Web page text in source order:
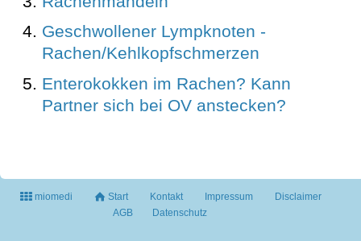
Geschwollener Lympknoten -
Rachen/Kehlkopfschmerzen
Enterokokken im Rachen? Kann
Partner sich bei OV anstecken?
miomedi Start Kontakt Impressum
Disclaimer
AGB
Datenschutz